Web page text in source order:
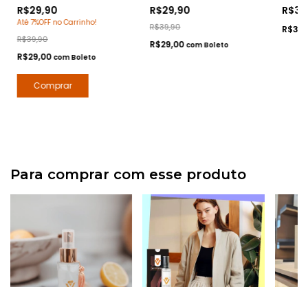
Hidratante com Extratos
Naturais - Arte 1 Perfumes
R$29,90
Até 7%OFF no Carrinho!
R$39,90
R$29,00 comBoleto
- Hidratante com
Extratos Naturais - Arte 1
Perfumes
R$29,90
R$39,90
R$29,00 comBoleto
-
Para comprar com esse produto